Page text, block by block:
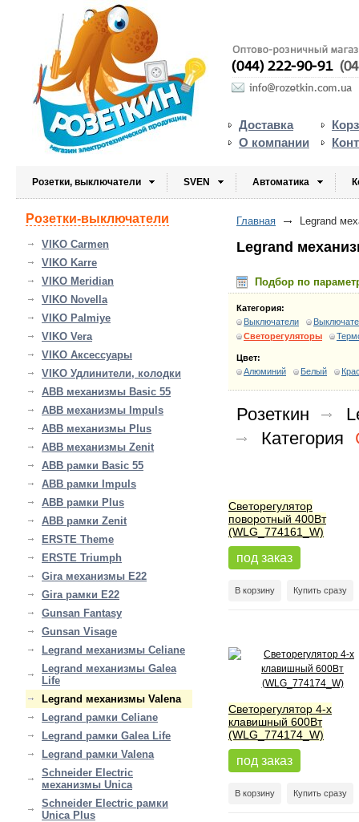
Доставка
О компании
Розетки, выключатели SVEN Автоматика
Главная Legrand
Legrand
Подбор по
Категория:
Выключатели
Светорегуляторы
Цвет:
Алюминий
Белый
Розеткин
Категория
Светорегулятор
поворотный 400Вт
(WLG_774161_W)
под заказ
В корзину Купить сразу
Светорегулятор 4-х
клавишный 600Вт
(WLG_774174_W)
под заказ
В корзину Купить сразу
Розетки-выключатели
VIKO Carmen
VIKO Karre
VIKO Meridian
VIKO Novella
VIKO Palmiye
VIKO Vera
VIKO Аксессуары
VIKO Удлинители, колодки
ABB механизмы Basic 55
ABB механизмы Impuls
ABB механизмы Plus
ABB механизмы Zenit
ABB рамки Basic 55
ABB рамки Impuls
ABB рамки Plus
ABB рамки Zenit
ERSTE Theme
ERSTE Triumph
Gira механизмы E22
Gira рамки E22
Gunsan Fantasy
Gunsan Visage
Legrand механизмы Celiane
Legrand механизмы Galea
Life
Legrand механизмы Valena
Legrand рамки Celiane
Legrand рамки Galea Life
Legrand рамки Valena
Schneider Electric
механизмы Unica
Schneider Electric рамки
Unica Plus